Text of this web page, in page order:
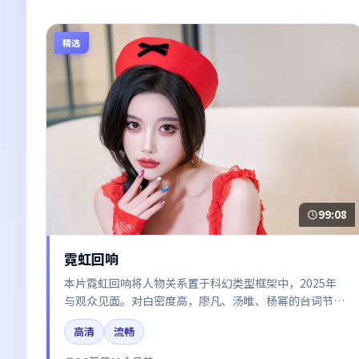
精选
99:08
霓虹回响
本片霓虹回响将人物关系置于科幻类型框架中，2025年
与观众见面。对白密度高，廖凡、汤唯、杨幂的台词节奏
值得关注；整体气质偏英国都市与冷色调摄影。
高清
流畅